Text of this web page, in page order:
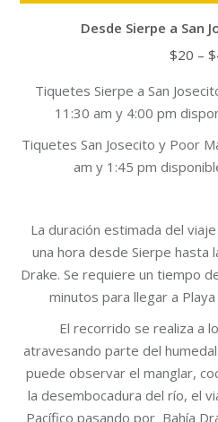
Desde Sierpe a San
$20 – $
Tiquetes Sierpe a San
11:30 am y 4:00 pm
Tiquetes San Josecito y Poor
am y 1:45 pm
La duración estimada del
una hora desde Sierpe hasta
Drake. Se requiere un tiempo
minutos para llegar a Playa
El recorrido se realiza a
atravesando parte del
puede observar el manglar,
la desembocadura del río, el
Pacífico pasando por Bahía